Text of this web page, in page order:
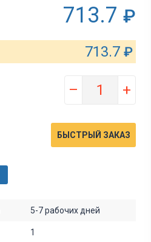
5-7 рабочих дней
1
713.7 ₽
713.7 ₽
– +
БЫСТРЫЙ ЗАКАЗ